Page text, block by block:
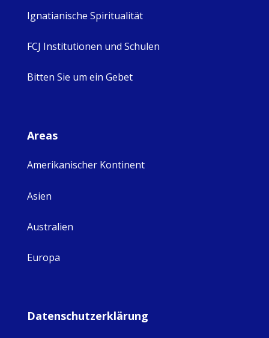
Ignatianische Spiritualität
FCJ Institutionen und Schulen
Bitten Sie um ein Gebet
Areas
Amerikanischer Kontinent
Asien
Australien
Europa
Datenschutzerklärung